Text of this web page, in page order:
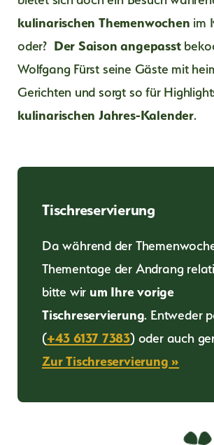
Hauseigene Rodelbahn
Langlaufen &
Andere Winteraktivitäten
Wolfgangsee
Schifffahrt &
Advent
AUSFLUGSGÄSTE
FAMILIEN & KINDER
BUSREISEN
kulinarischen Themenwochen im
oder? Der Saison angepasst
Wolfgang Fürst seine Gäste mit
Gerichten und sorgt so für
kulinarischen Jahres-Kalender.
Tischreservierung
Da während der
Thementage der Andrang
bitte wir um Ihre vorige
Tischreservierung. Entweder
(+43 6137 7383) oder auch
Zur Tischreservierung »